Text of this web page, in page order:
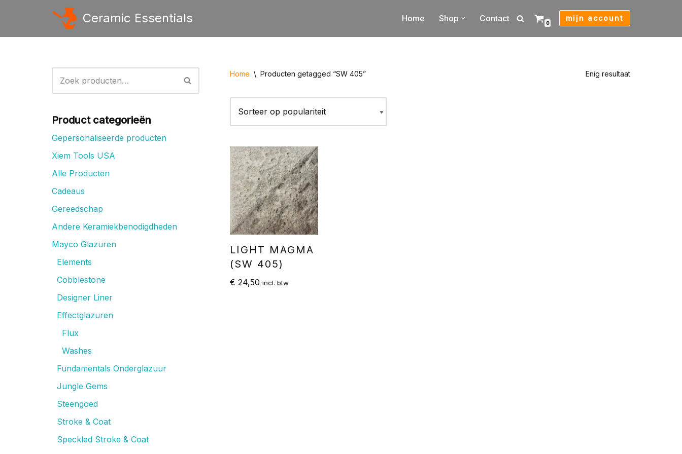
naar
Ceramic Essentials Home Shop Contact 0
mijn account
Product categorieën
Gepersonaliseerde producten
Xiem Tools USA
Alle Producten
Cadeaus
Gereedschap
Andere Keramiekbenodigdheden
Mayco Glazuren
Elements
Cobblestone
Designer Liner
Effectglazuren
Flux
Washes
Fundamentals Onderglazuur
Jungle Gems
Steengoed
Stroke & Coat
Speckled Stroke & Coat
Home \ Producten getagged “SW 405” Enig resultaat
LIGHT MAGMA
(SW 405)
€ 24,50 incl. btw